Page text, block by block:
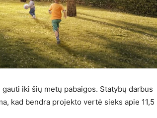
iki šių metų pabaigos. Statybų darbus
kad bendra projekto vertė sieks apie 11,5